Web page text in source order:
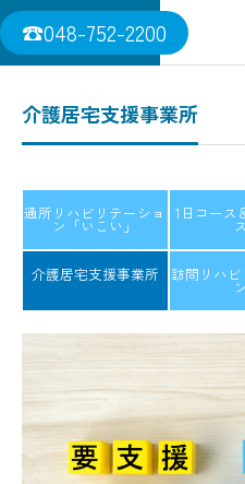
三須医院
☎048-752-2200
介護居宅支援事業所
通所リハビリテーショ
ン「いこい」
1日コース
介護居宅支援事業所 訪問リハビ